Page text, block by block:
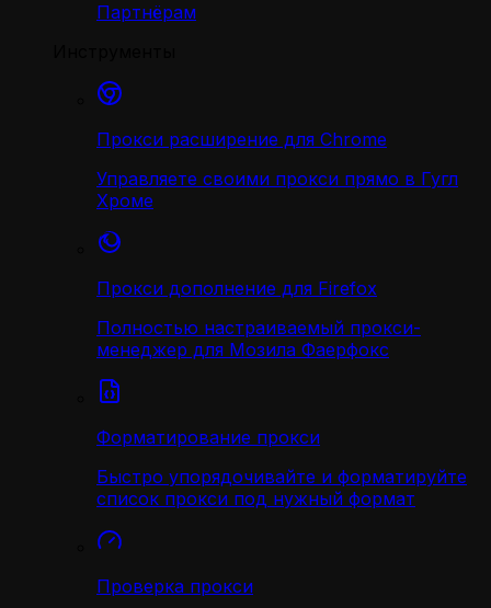
Партнёрам
Прокси расширение для Chrome
Управляете своими прокси прямо в Гугл
Хроме
Прокси дополнение для Firefox
Полностью настраиваемый прокси-
менеджер для Мозила Фаерфокс
Форматирование прокси
Быстро упорядочивайте и форматируйте
список прокси под нужный формат
Проверка прокси